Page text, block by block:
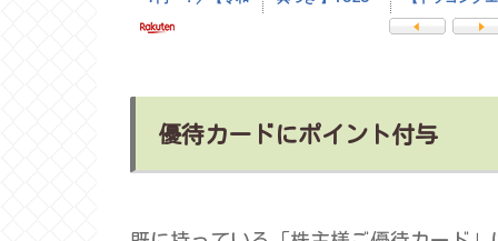
優待カードにポイント付与